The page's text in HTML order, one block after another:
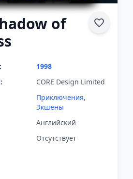
of
1998
CORE Design Limited
Приключения,
Экшены
Английский
Отсутствует